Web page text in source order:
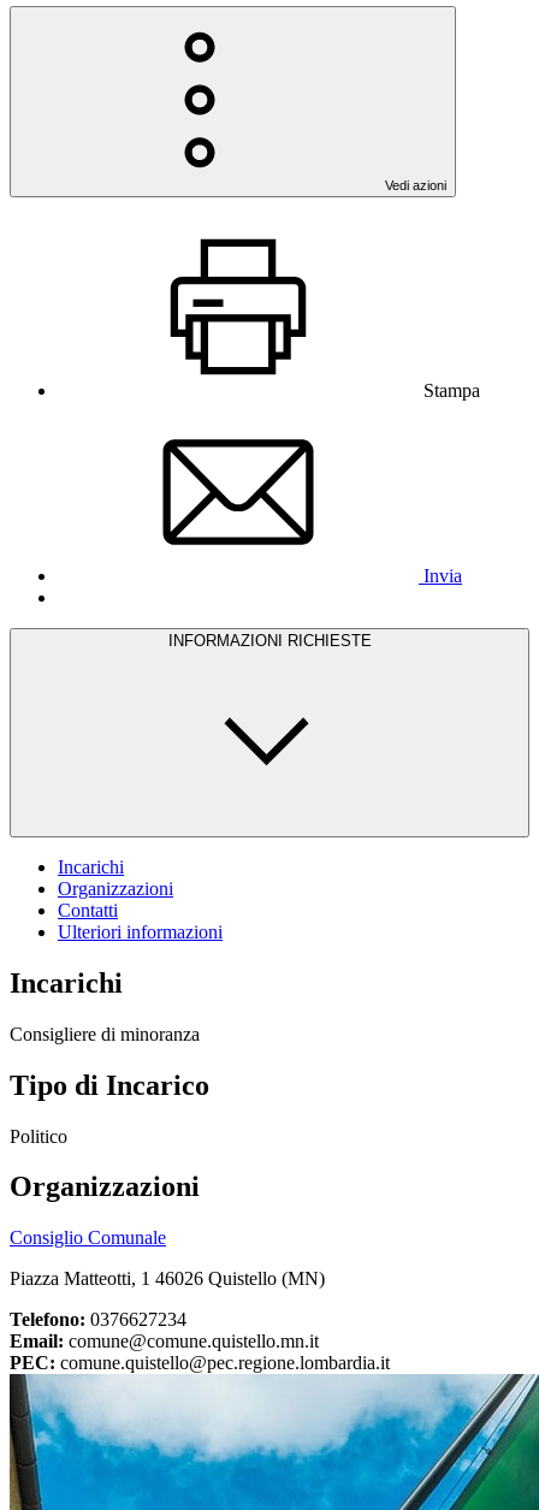
Vedi azioni
Stampa
Invia
INFORMAZIONI RICHIESTE
Incarichi
Organizzazioni
Contatti
Ulteriori informazioni
Incarichi
Consigliere di minoranza
Tipo di Incarico
Politico
Organizzazioni
Consiglio Comunale
Piazza Matteotti, 1 46026 Quistello (MN)
Telefono: 0376627234
Email: comune@comune.quistello.mn.it
PEC: comune.quistello@pec.regione.lombardia.it